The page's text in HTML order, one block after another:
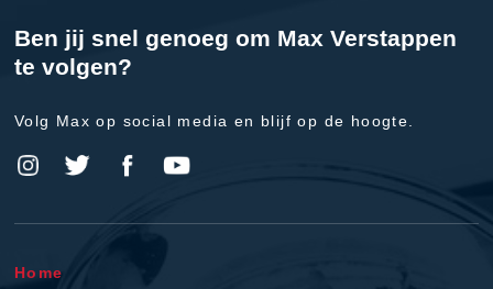
Ben jij snel genoeg om Max Verstappen
te volgen?
Volg Max op social media en blijf op de hoogte.
Home